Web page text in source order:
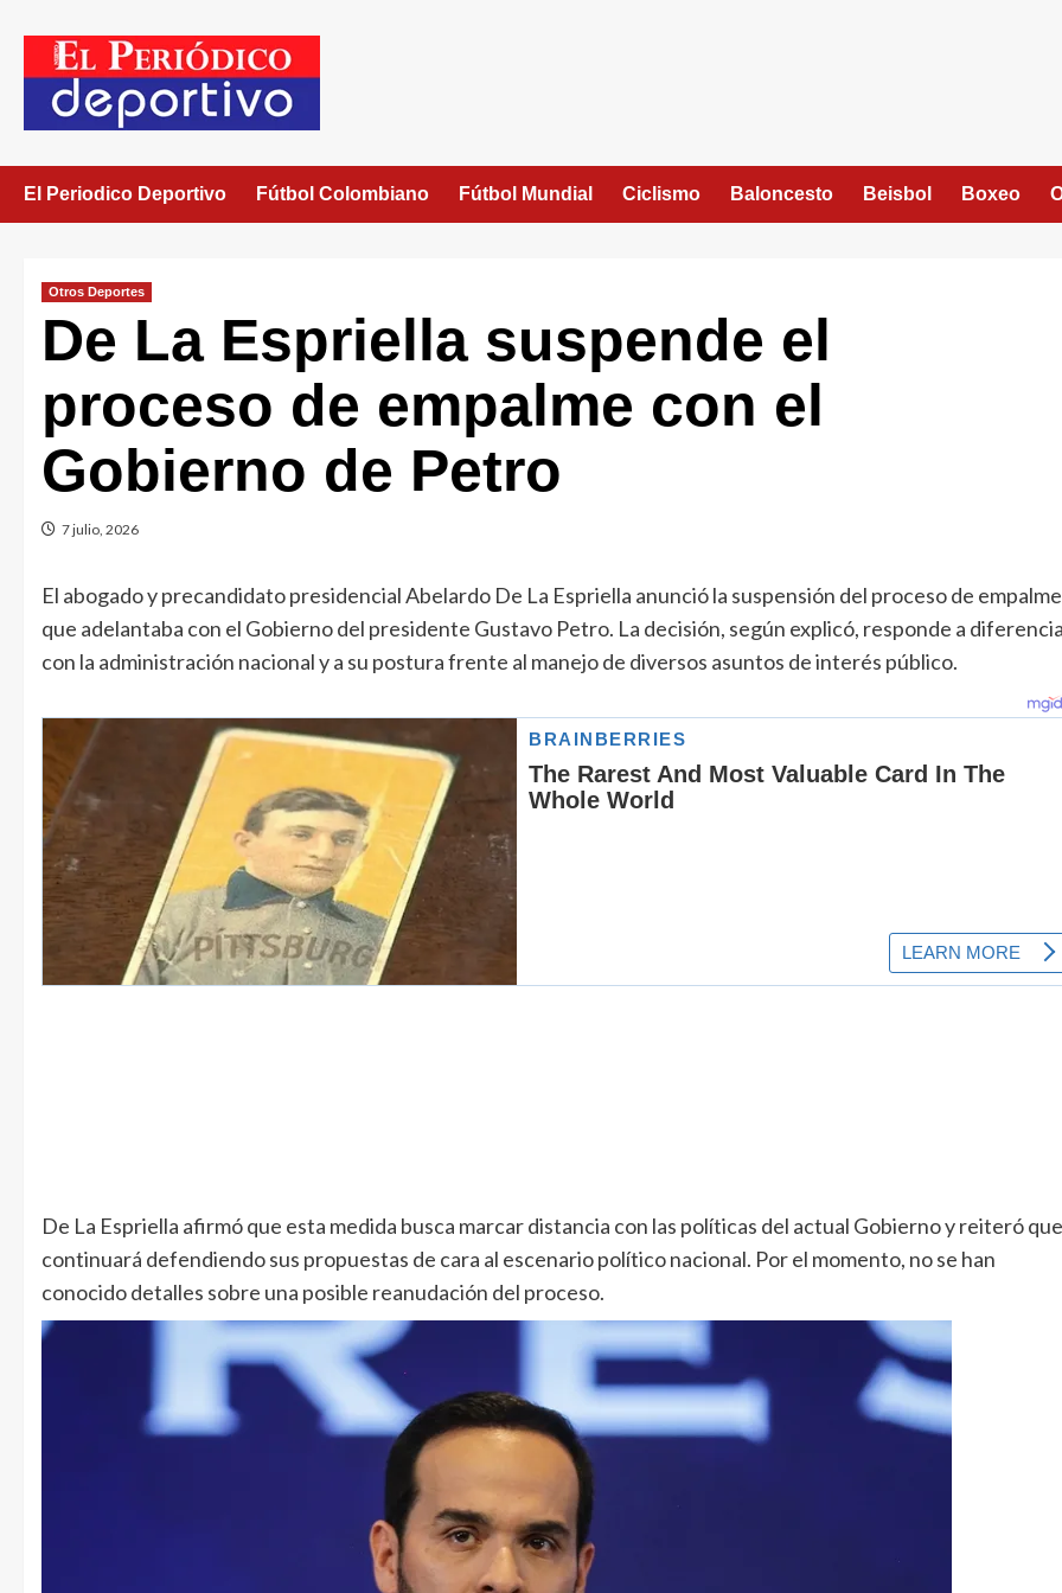
El Periodico Deportivo Fútbol Colombiano Fútbol Mundial Ciclismo Baloncesto Beisbol Boxeo
Otros Deportes
De La Espriella suspende el
proceso de empalme con el
Gobierno de Petro
7 julio, 2026
El abogado y precandidato presidencial Abelardo De La Espriella anunció la suspensión del proceso de empalme
que adelantaba con el Gobierno del presidente Gustavo Petro. La decisión, según explicó, responde a
con la administración nacional y a su postura frente al manejo de diversos asuntos de interés público.
De La Espriella afirmó que esta medida busca marcar distancia con las políticas del actual Gobierno y reiteró que
continuará defendiendo sus propuestas de cara al escenario político nacional. Por el momento, no se han
conocido detalles sobre una posible reanudación del proceso.